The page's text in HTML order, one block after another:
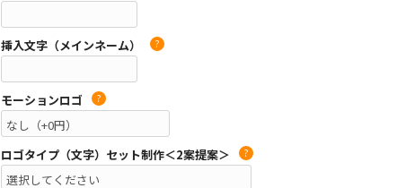
挿入文字（メインネーム） ?
モーションロゴ ?
ロゴタイプ（文字）セット制作＜2案提案＞ ?